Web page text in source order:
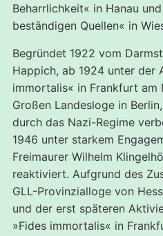
Beharrlichkeit« in Hanau
beständigen Quellen« in
Begründet 1922 vom
Happich, ab 1924 unter der
immortalis« in Frankfurt am
Großen Landesloge in
durch das Nazi-Regime
1946 unter starkem
Freimaurer Wilhelm
reaktiviert. Aufgrund des
GLL-Provinzialloge von
und der erst späteren
»Fides immortalis« in